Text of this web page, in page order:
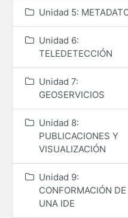
Unidad 5:
Unidad 6:
TELEDETECCIÓN
Unidad 7:
GEOSERVICIOS
Unidad 8:
PUBLICACIONES Y
VISUALIZACIÓN
Unidad 9:
CONFORMACIÓN DE
UNA IDE